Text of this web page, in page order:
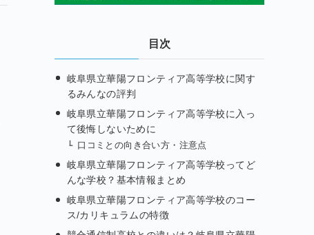
目次
岐阜県立華陽フロンティア高等学校に関す
るみんなの評判
岐阜県立華陽フロンティア高等学校に入っ
て後悔しないために
口コミとの向き合い方・注意点
岐阜県立華陽フロンティア高等学校ってど
んな学校？基本情報まとめ
岐阜県立華陽フロンティア高等学校のコー
ス/カリキュラムの特徴